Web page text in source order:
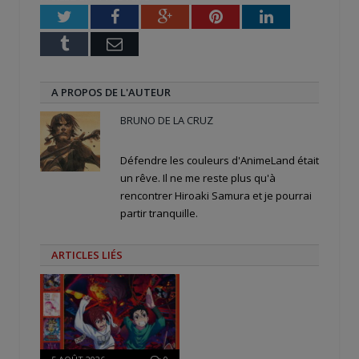
fenêtre)
TwitterFacebookGoogle+PinterestLinkedIn
Tumblr Email
A PROPOS DE L'AUTEUR
BRUNO DE LA CRUZ
Défendre les couleurs d'AnimeLand était
un rêve. Il ne me reste plus qu'à
rencontrer Hiroaki Samura et je pourrai
partir tranquille.
ARTICLES LIÉS